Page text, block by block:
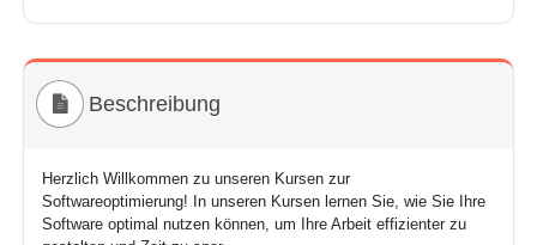
Beschreibung
Herzlich Willkommen zu unseren Kursen zur
Softwareoptimierung! In unseren Kursen lernen Sie, wie Sie Ihre
Software optimal nutzen können, um Ihre Arbeit effizienter zu